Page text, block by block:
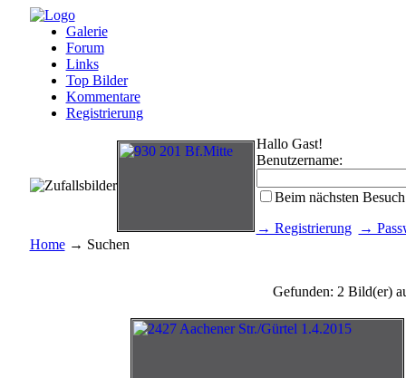
Galerie
Forum
Links
Top Bilder
Kommentare
Registrierung
Hallo Gast!
Benutzername:
Beim nächsten
→ Registrierung
→
Home→ Suchen
Gefunden: 2 Bild(er)